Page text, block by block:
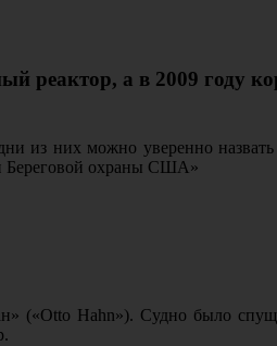
реактор, а в 2009 году
из них можно уверенно
Береговой охраны США»
(«Otto Hahn»). Судно было